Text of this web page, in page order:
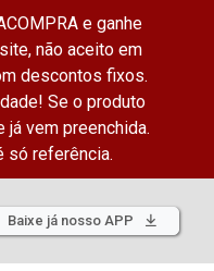
e ganhe
não aceito em
descontos fixos.
Se o produto
já vem preenchida.
só referência.
Baixe já nosso APP